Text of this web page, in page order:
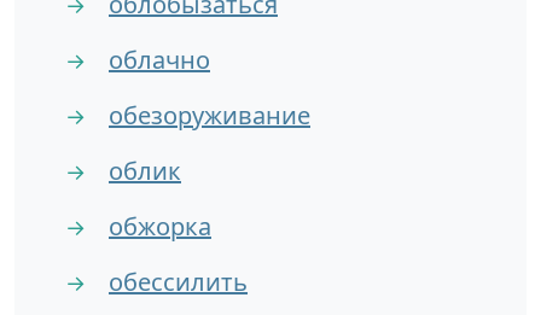
→ облачно
→ обезоруживание
→ облик
→ обжорка
→ обессилить